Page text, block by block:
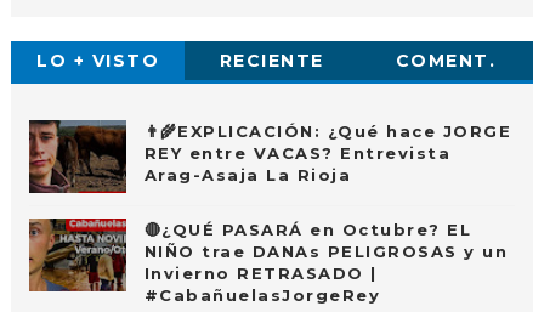
LO + VISTO RECIENTE COMENT.
👨‍🌾EXPLICACIÓN: ¿Qué hace JORGE
REY entre VACAS? Entrevista
Arag-Asaja La Rioja
🔴¿QUÉ PASARÁ en Octubre? EL
NIÑO trae DANAs PELIGROSAS y un
Invierno RETRASADO |
#CabañuelasJorgeRey